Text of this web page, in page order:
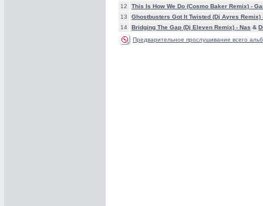
12
This Is How We Do (Cosmo Baker Remix) -
13
Ghostbusters Got It Twisted (Dj Ayres Remix)
14
Bridging The Gap (Dj Eleven Remix) - Nas &
Предварительное прослушивание всего